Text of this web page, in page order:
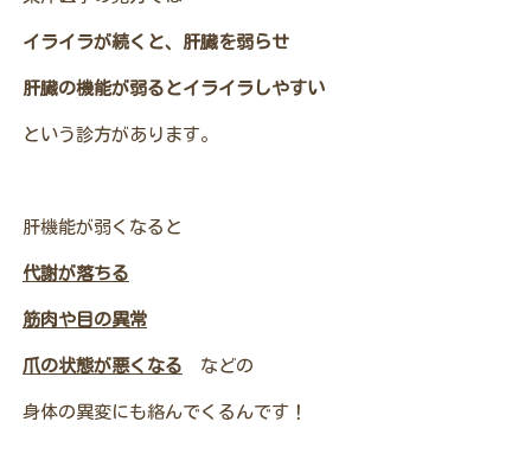
イライラが続くと、肝臓を弱らせ
肝臓の機能が弱るとイライラしやすい
という診方があります。
肝機能が弱くなると
代謝が落ちる
筋肉や目の異常
爪の状態が悪くなる などの
身体の異変にも絡んでくるんです！